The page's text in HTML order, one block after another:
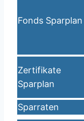
Fonds Sparplan
Zertifikate
Sparplan
Sparraten